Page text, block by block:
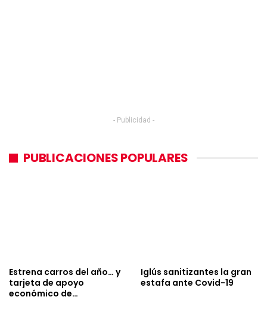
- Publicidad -
PUBLICACIONES POPULARES
Estrena carros del año… y
tarjeta de apoyo
económico de…
Iglús sanitizantes la gran
estafa ante Covid-19